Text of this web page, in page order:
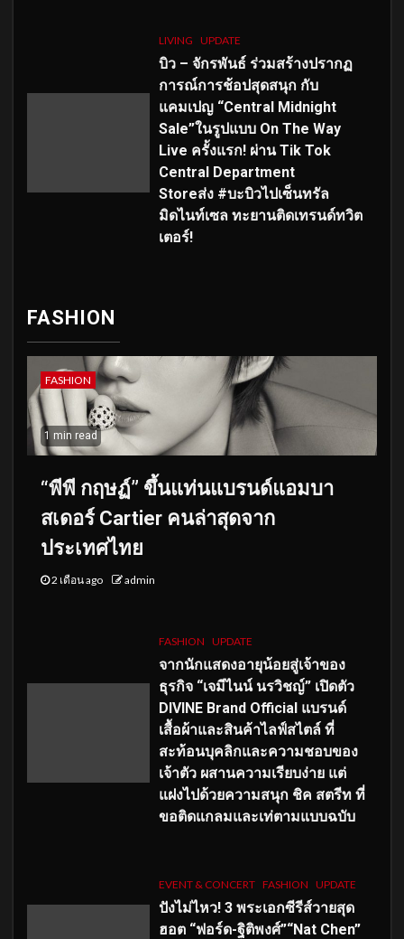
LIVING UPDATE
บิว – จักรพันธ์ ร่วมสร้างปรากฏ
การณ์การช้อปสุดสนุก กับ
แคมเปญ “Central Midnight
Sale”ในรูปแบบ On The Way
Live ครั้งแรก! ผ่าน Tik Tok
Central Department
Storeส่ง #บะบิวไปเซ็นทรัล
มิดไนท์เซล ทะยานติดเทรนด์ทวิต
เตอร์!
FASHION
FASHION
1 min read
“พีพี กฤษฏ์” ขึ้นแท่นแบรนด์แอมบา
สเดอร์ Cartier คนล่าสุดจาก
ประเทศไทย
2 เดือน ago admin
FASHION UPDATE
จากนักแสดงอายุน้อยสู่เจ้าของ
ธุรกิจ “เจมีไนน์ นรวิชญ์” เปิดตัว
DIVINE Brand Official แบรนด์
เสื้อผ้าและสินค้าไลฟ์สไตล์ ที่
สะท้อนบุคลิกและความชอบของ
เจ้าตัว ผสานความเรียบง่าย แต่
แฝงไปด้วยความสนุก ชิค สตรีท ที่
ขอติดแกลมและเท่ตามแบบฉบับ
EVENT & CONCERT FASHION UPDATE
ปังไม่ไหว! 3 พระเอกซีรีส์วายสุด
ฮอต “ฟอร์ด-ฐิติพงศ์”“Nat Chen”